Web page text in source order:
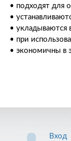
• подходят для
•
• укладываются
• при
• экономичны в
Вход